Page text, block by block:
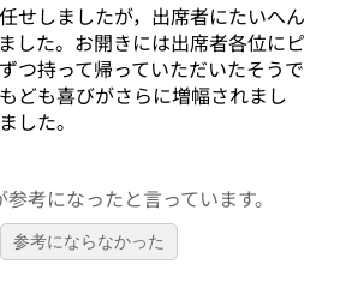
せしましたが，出席者にたいへん
した。お開きには出席者各位にピ
つ持って帰っていただいたそうで
ども喜びがさらに増幅されまし
した。
考になったと言っています。
参考にならなかった